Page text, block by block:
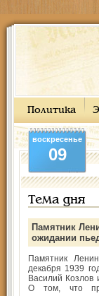
Политика
воскресенье
09
Тема дня
Памятник
ожидании
Памятник
декабря 1939
Василий Козлов
О том, что